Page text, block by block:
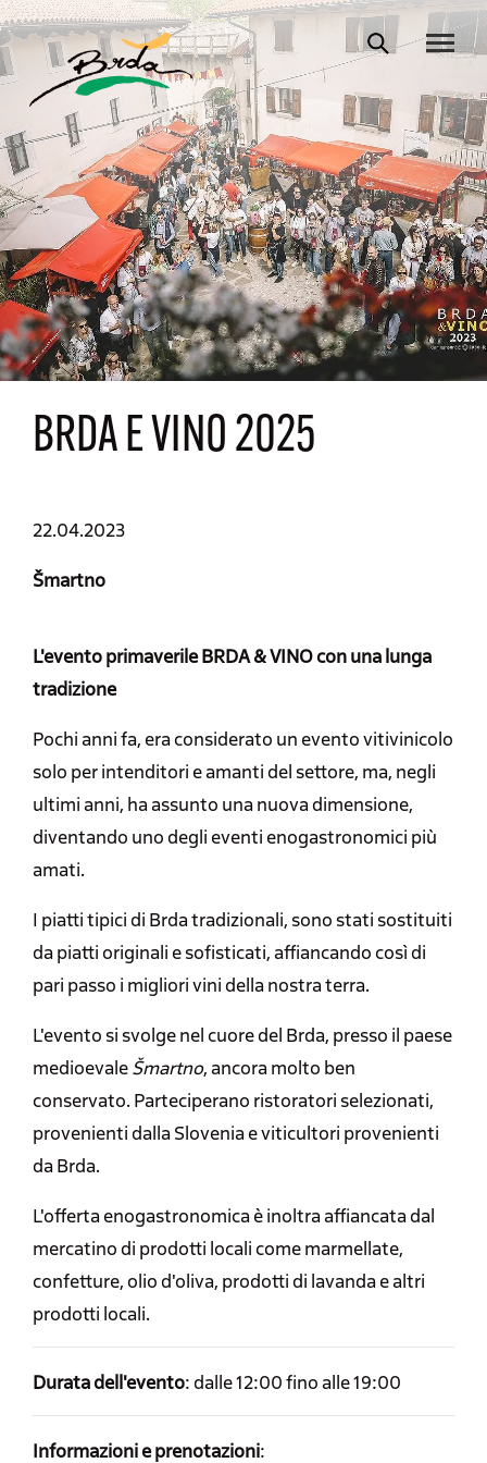
BRDA E VINO 2025
22.04.2023
Šmartno
L'evento primaverile BRDA & VINO con una lunga
tradizione
Pochi anni fa, era considerato un evento vitivinicolo
solo per intenditori e amanti del settore, ma, negli
ultimi anni, ha assunto una nuova dimensione,
diventando uno degli eventi enogastronomici più
amati.
I piatti tipici di Brda tradizionali, sono stati sostituiti
da piatti originali e sofisticati, affiancando così di
pari passo i migliori vini della nostra terra.
L'evento si svolge nel cuore del Brda, presso il paese
medioevaleŠmartno, ancora molto ben
conservato. Parteciperano ristoratori selezionati,
provenienti dalla Slovenia e viticultori provenienti
da Brda.
L'offerta enogastronomica è inoltra affiancata dal
mercatino di prodotti locali come marmellate,
confetture, olio d'oliva, prodotti di lavanda e altri
prodotti locali.
Durata dell'evento: dalle 12:00 fino alle 19:00
Informazioni e prenotazioni: